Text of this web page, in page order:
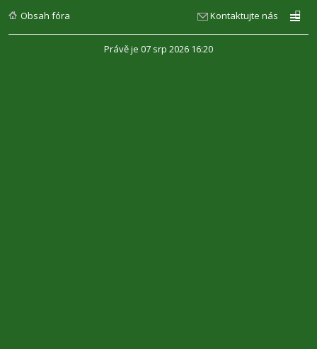
Obsah fóra Kontaktujte nás
Právě je 07 srp 2026 16:20